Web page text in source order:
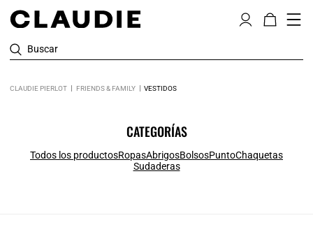
Buscar
CLAUDIE PIERLOT FRIENDS & FAMILY VESTIDOS
CATEGORÍAS
Todos los productosRopasAbrigosBolsosPuntoChaquetas
Sudaderas